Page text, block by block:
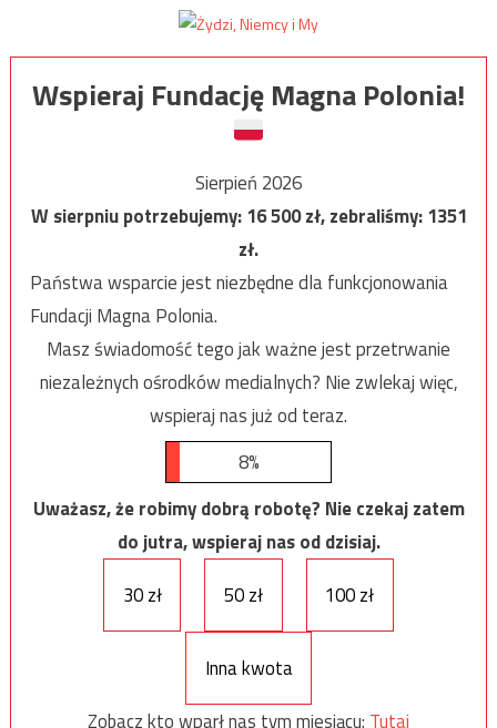
Wspieraj Fundację Magna Polonia!
Sierpień 2026
W sierpniu potrzebujemy:16 500zł, zebraliśmy:1351
zł.
Państwa wsparcie jest niezbędne dla funkcjonowania
Fundacji Magna Polonia.
Masz świadomość tego jak ważne jest przetrwanie
niezależnych ośrodków medialnych? Nie zwlekaj więc,
wspieraj nas już od teraz.
8%
Uważasz, że robimy dobrą robotę? Nie czekaj zatem
do jutra, wspieraj nas od dzisiaj.
30 zł
50 zł 100 zł
Inna kwota
Zobacz kto wparł nas tym miesiącu: Tutaj